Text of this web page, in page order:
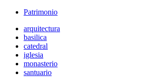
Patrimonio
arquitectura
basilica
catedral
iglesia
monasterio
santuario